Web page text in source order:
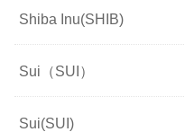
Shiba Inu(SHIB)
Sui（SUI）
Sui(SUI)